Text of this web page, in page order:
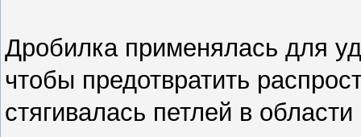
Дробилка применялась для
чтобы предотвратить
стягивалась петлей в